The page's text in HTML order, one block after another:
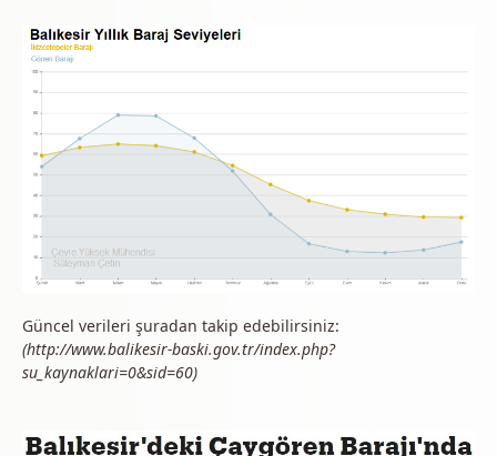
Güncel verileri şuradan takip edebilirsiniz:
(http://www.balikesir-baski.gov.tr/index.php?
su_kaynaklari=0&sid=60)